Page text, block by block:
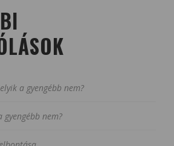
a gyengébb nem?
gyengébb nem?